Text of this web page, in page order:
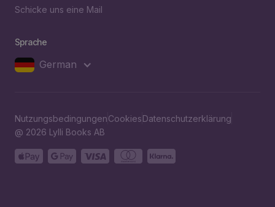
Schicke uns eine Mail
Sprache
German
NutzungsbedingungenCookiesDatenschutzerklärung
@ 2026 Lylli Books AB